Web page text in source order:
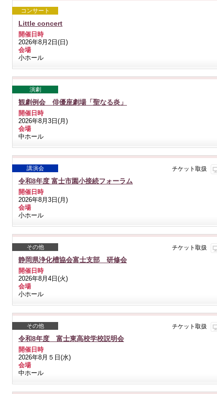
コンサート
Little concert
開催日時
2026年8月2日(日)
会場
小ホール
演劇
観劇例会 俳優座劇場「聖なる炎」
開催日時
2026年8月3日(月)
会場
中ホール
講演会 チケット取扱
令和8年度 富士市園小接続フォーラム
開催日時
2026年8月3日(月)
会場
小ホール
その他 チケット取扱
静岡県浄化槽協会富士支部 研修会
開催日時
2026年8月4日(火)
会場
小ホール
その他 チケット取扱
令和8年度 富士東高校学校説明会
開催日時
2026年8月５日(水)
会場
中ホール